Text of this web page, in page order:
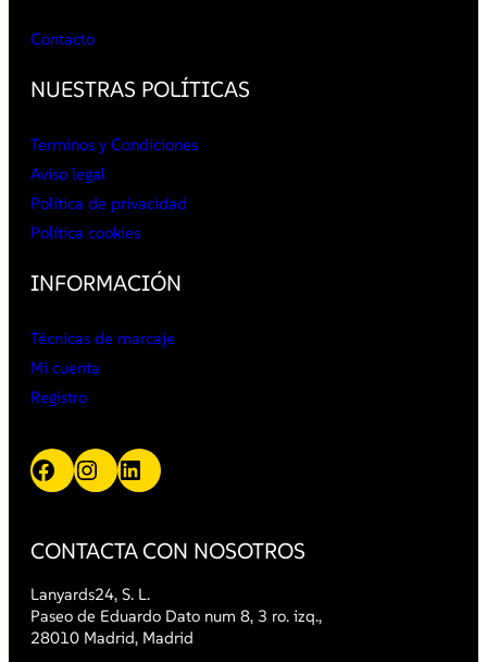
Contacto
NUESTRAS POLÍTICAS
Terminos y Condiciones
Aviso legal
Política de privacidad
Política cookies
INFORMACIÓN
Técnicas de marcaje
Mi cuenta
Registro
Facebook Instagram LinkedIn
CONTACTA CON NOSOTROS
Lanyards24, S. L.
Paseo de Eduardo Dato num 8, 3 ro. izq.,
28010 Madrid, Madrid